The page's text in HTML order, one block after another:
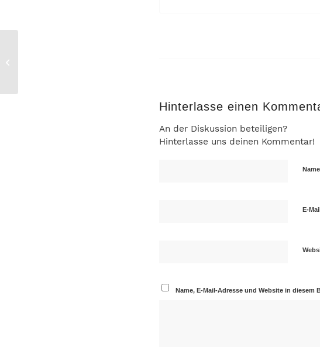
Hinterlasse einen
An der Diskussion beteiligen?
Hinterlasse uns deinen Kommentar!
Name
E-
Name, E-Mail-Adresse und Website in